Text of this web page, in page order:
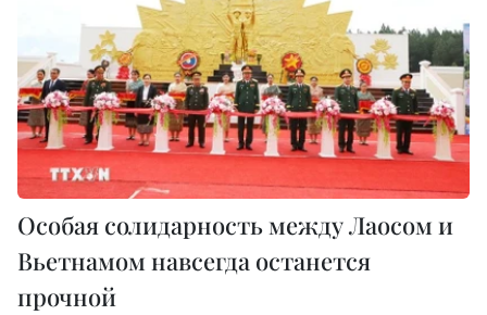
Особая солидарность между Лаосом и
Вьетнамом навсегда останется
прочной